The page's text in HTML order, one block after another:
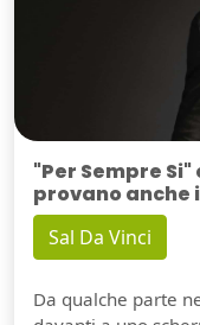
"Per Sempre
provano anche
Sal Da Vinci
Da qualche parte